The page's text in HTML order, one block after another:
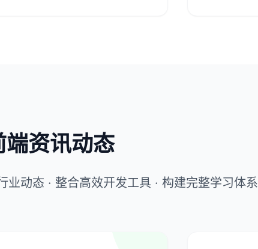
端资讯动态
业动态 · 整合高效开发工具 · 构建完整学习体系